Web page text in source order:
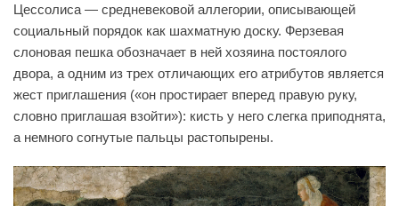
Цессолиса — средневековой аллегории, описывающей
социальный порядок как шахматную доску. Ферзевая
слоновая пешка обозначает в ней хозяина постоялого
двора, а одним из трех отличающих его атрибутов является
жест приглашения («он простирает вперед правую руку,
словно приглашая взойти»): кисть у него слегка приподнята,
а немного согнутые пальцы растопырены.